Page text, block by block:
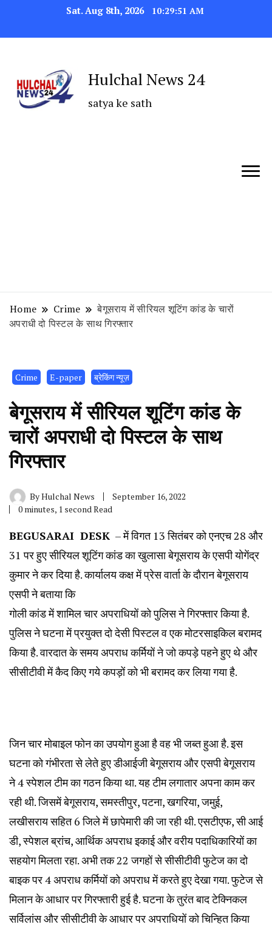
Sat. Aug 8th, 2026 10:29:52 AM
Hulchal News 24
satya ke sath
Home Crime
बेगूसराय में सीरियल शूटिंग कांड के चारों
अपराधी दो पिस्टल के साथ गिरफ्तार
Crime E-paper ब्रेकिंग न्यूज़
बेगूसराय में सीरियल शूटिंग कांड के
चारों अपराधी दो पिस्टल के साथ
गिरफ्तार
ByHulchal News
September 16, 2022
0 minutes, 1 second Read
BEGUSARAI DESK – में विगत 13 सितंबर को एनएच 28 और
31 पर हुए सीरियल शूटिंग कांड का खुलासा बेगूसराय के एसपी योगेंद्र
कुमार ने कर दिया है. कार्यालय कक्ष में प्रेस वार्ता के दौरान बेगूसराय
एसपी ने बताया कि
गोली कांड में शामिल चार अपराधियों को पुलिस ने गिरफ्तार किया है.
पुलिस ने घटना में प्रयुक्त दो देसी पिस्टल व एक मोटरसाइकिल बरामद
किया है. वारदात के समय अपराध कर्मियों ने जो कपड़े पहने हुए थे और
सीसीटीवी में कैद किए गये कपड़ों को भी बरामद कर लिया गया है.
जिन चार मोबाइल फोन का उपयोग हुआ है वह भी जब्त हुआ है. इस
घटना को गंभीरता से लेते हुए डीआईजी बेगूसराय और एसपी बेगूसराय
ने 4 स्पेशल टीम का गठन किया था. यह टीम लगातार अपना काम कर
रही थी. जिसमें बेगूसराय, समस्तीपुर, पटना, खगरिया, जमुई,
लखीसराय सहित 6 जिले में छापेमारी की जा रही थी. एसटीएफ, सी आई
डी, स्पेशल ब्रांच, आर्थिक अपराध इकाई और वरीय पदाधिकारियों का
सहयोग मिलता रहा. अभी तक 22 जगहों से सीसीटीवी फुटेज का दो
बाइक पर 4 अपराध कर्मियों को अपराध में करते हुए देखा गया. फुटेज से
मिलान के आधार पर गिरफ्तारी हुई है. घटना के तुरंत बाद टेक्निकल
सर्विलांस और सीसीटीवी के आधार पर अपराधियों को चिन्हित किया